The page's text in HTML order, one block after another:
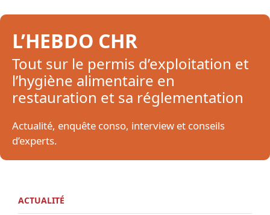
L’HEBDO CHR
Tout sur le permis d’exploitation et
l’hygiène alimentaire en
restauration et sa réglementation
Actualité, enquête conso, interview et conseils
d’experts.
ACTUALITÉ